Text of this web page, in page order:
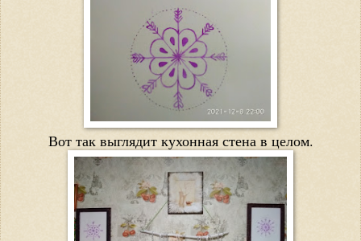
Вот так выглядит кухонная стена в целом.